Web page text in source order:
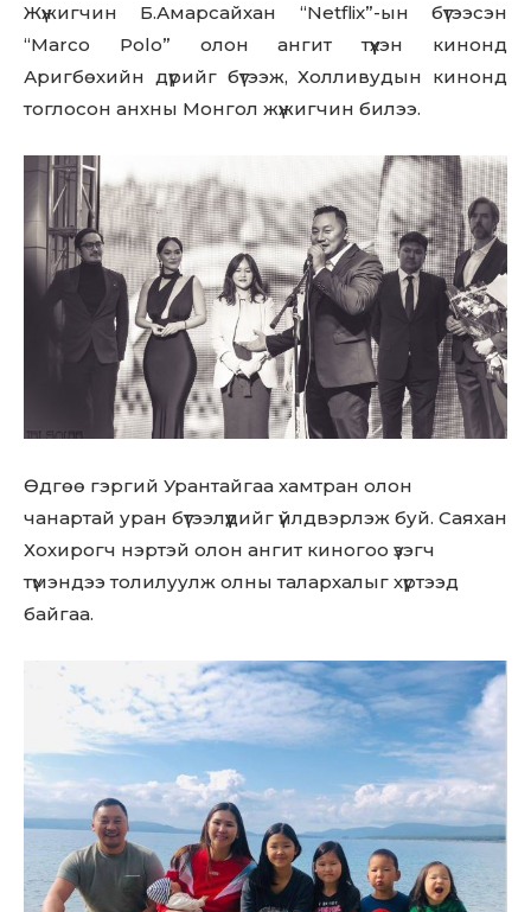
Жүжигчин Б.Амарсайхан “Netflix”-ын бүтээсэн
“Marco Polo” олон ангит түүхэн кинонд
Аригбөхийн дүрийг бүтээж, Холливудын кинонд
тоглосон анхны Монгол жүжигчин билээ.
Өдгөө гэргий Урантайгаа хамтран олон
чанартай уран бүтээлүүдийг үйлдвэрлэж буй. Саяхан
Хохирогч нэртэй олон ангит киногоо үзэгч
түмэндээ толилуулж олны талархалыг хүртээд
байгаа.